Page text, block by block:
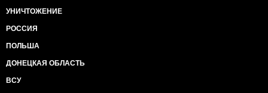
УНИЧТОЖЕНИЕ
РОССИЯ
ПОЛЬША
ДОНЕЦКАЯ ОБЛАСТЬ
ВСУ